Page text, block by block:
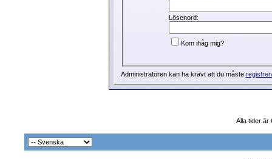
Lösenord:
Kom ihåg mig?
Administratören kan ha krävt att du måste
Alla tider är